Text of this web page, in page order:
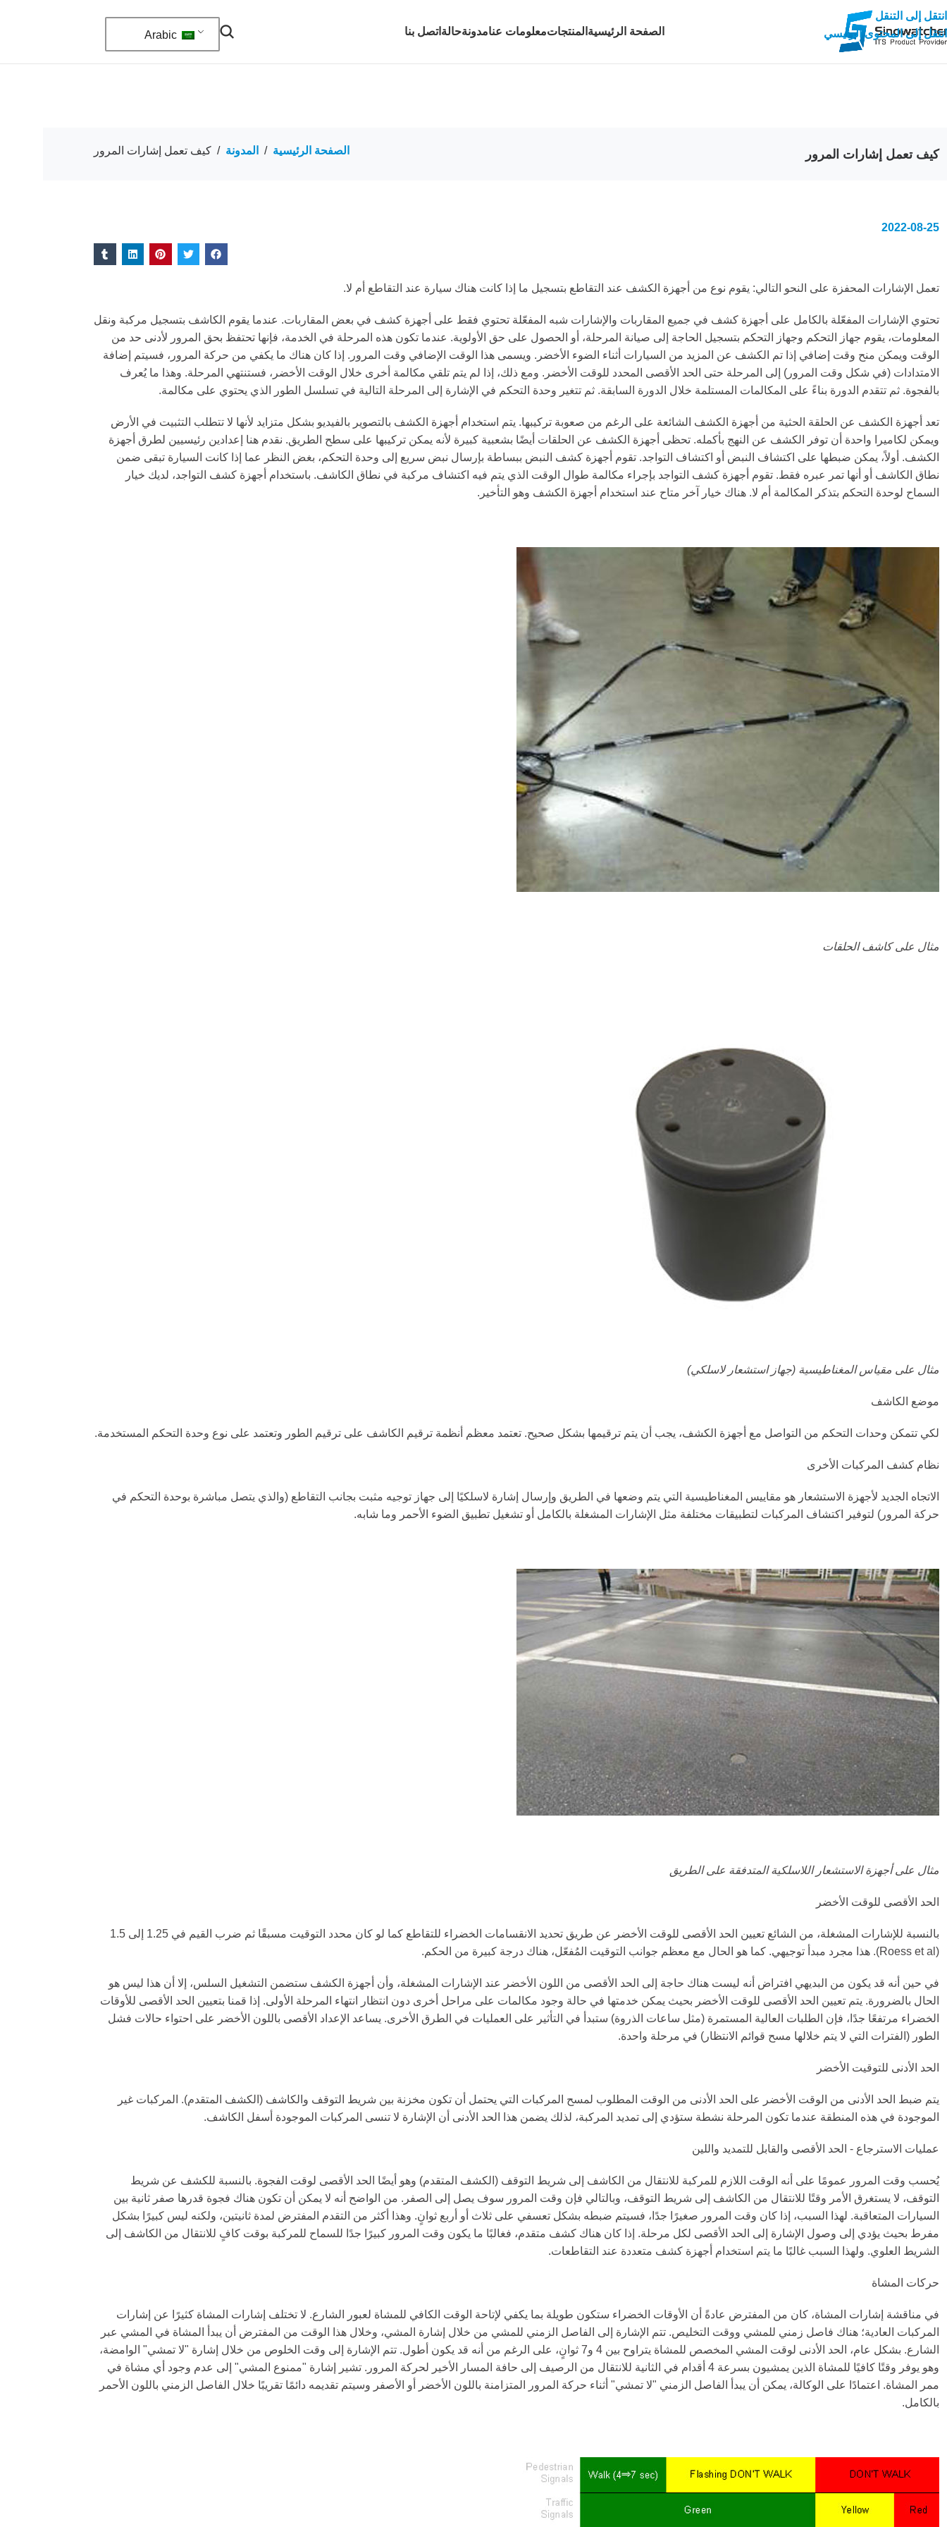
انتقل إلى التنقل
انتقل إلى المحتوى الرئيسي
الصفحة الرئيسية المنتجات
إشارة المرور LED
عدسة شفافة 200 ملم RYG...
عدسة شفافة 200 ملم RYG...
300 مم تدفق عالي RYG ...
إشارة مرور المشاة
200 مم تدفق عالي أحمر ...
200 ملم أحمر ثابت و...
عدسة شفافة 200 ملم باللون الأحمر
...
300 ملم أحمر وأخضر...
معلومات عنامدونةحالة اتصل بنا Arabic
كيف تعمل إشارات المرور الصفحة الرئيسية / المدونة / كيف تعمل إشارات المرور
2022-08-25
تعمل الإشارات المحفزة على النحو التالي: يقوم نوع من أجهزة الكشف عند التقاطع بتسجيل ما إذا كانت هناك سيارة عند التقاطع أم لا.
تحتوي الإشارات المفعّلة بالكامل على أجهزة كشف في جميع المقاربات والإشارات شبه المفعّلة تحتوي فقط على أجهزة كشف في بعض المقاربات. عندما يقوم الكاشف بتسجيل مركبة ونقل
المعلومات، يقوم جهاز التحكم وجهاز التحكم بتسجيل الحاجة إلى صيانة المرحلة، أو الحصول على حق الأولوية. عندما تكون هذه المرحلة في الخدمة، فإنها تحتفظ بحق المرور لأدنى حد من
الوقت ويمكن منح وقت إضافي إذا تم الكشف عن المزيد من السيارات أثناء الضوء الأخضر. ويسمى هذا الوقت الإضافي وقت المرور. إذا كان هناك ما يكفي من حركة المرور، فسيتم إضافة
الامتدادات (في شكل وقت المرور) إلى المرحلة حتى الحد الأقصى المحدد للوقت الأخضر. ومع ذلك، إذا لم يتم تلقي مكالمة أخرى خلال الوقت الأخضر، فستنتهي المرحلة. وهذا ما يُعرف
بالفجوة. ثم تتقدم الدورة بناءً على المكالمات المستلمة خلال الدورة السابقة. ثم تتغير وحدة التحكم في الإشارة إلى المرحلة التالية في تسلسل الطور الذي يحتوي على مكالمة.
تعد أجهزة الكشف عن الحلقة الحثية من أجهزة الكشف الشائعة على الرغم من صعوبة تركيبها. يتم استخدام أجهزة الكشف بالتصوير بالفيديو بشكل متزايد لأنها لا تتطلب التثبيت في الأرض
ويمكن لكاميرا واحدة أن توفر الكشف عن النهج بأكمله. تحظى أجهزة الكشف عن الحلقات أيضًا بشعبية كبيرة لأنه يمكن تركيبها على سطح الطريق. نقدم هنا إعدادين رئيسيين لطرق أجهزة
الكشف. أولاً، يمكن ضبطها على اكتشاف النبض أو اكتشاف التواجد. تقوم أجهزة كشف النبض ببساطة بإرسال نبض سريع إلى وحدة التحكم، بغض النظر عما إذا كانت السيارة تبقى ضمن
نطاق الكاشف أو أنها تمر عبره فقط. تقوم أجهزة كشف التواجد بإجراء مكالمة طوال الوقت الذي يتم فيه اكتشاف مركبة في نطاق الكاشف. باستخدام أجهزة كشف التواجد، لديك خيار
السماح لوحدة التحكم بتذكر المكالمة أم لا. هناك خيار آخر متاح عند استخدام أجهزة الكشف وهو التأخير.
مثال على كاشف الحلقات
مثال على مقياس المغناطيسية (جهاز استشعار لاسلكي)
موضع الكاشف
لكي تتمكن وحدات التحكم من التواصل مع أجهزة الكشف، يجب أن يتم ترقيمها بشكل صحيح. تعتمد معظم أنظمة ترقيم الكاشف على ترقيم الطور وتعتمد على نوع وحدة التحكم المستخدمة.
نظام كشف المركبات الأخرى
الاتجاه الجديد لأجهزة الاستشعار هو مقاييس المغناطيسية التي يتم وضعها في الطريق وإرسال إشارة لاسلكيًا إلى جهاز توجيه مثبت بجانب التقاطع (والذي يتصل مباشرة بوحدة التحكم في
حركة المرور) لتوفير اكتشاف المركبات لتطبيقات مختلفة مثل الإشارات المشغلة بالكامل أو تشغيل تطبيق الضوء الأحمر وما شابه.
مثال على أجهزة الاستشعار اللاسلكية المتدفقة على الطريق
الحد الأقصى للوقت الأخضر
بالنسبة للإشارات المشغلة، من الشائع تعيين الحد الأقصى للوقت الأخضر عن طريق تحديد الانقسامات الخضراء للتقاطع كما لو كان محدد التوقيت مسبقًا ثم ضرب القيم في 1.25 إلى 1.5
(Roess et al). هذا مجرد مبدأ توجيهي. كما هو الحال مع معظم جوانب التوقيت المُفعّل، هناك درجة كبيرة من الحكم.
في حين أنه قد يكون من البديهي افتراض أنه ليست هناك حاجة إلى الحد الأقصى من اللون الأخضر عند الإشارات المشغلة، وأن أجهزة الكشف ستضمن التشغيل السلس، إلا أن هذا ليس هو
الحال بالضرورة. يتم تعيين الحد الأقصى للوقت الأخضر بحيث يمكن خدمتها في حالة وجود مكالمات على مراحل أخرى دون انتظار انتهاء المرحلة الأولى. إذا قمنا بتعيين الحد الأقصى للأوقات
الخضراء مرتفعًا جدًا، فإن الطلبات العالية المستمرة (مثل ساعات الذروة) ستبدأ في التأثير على العمليات في الطرق الأخرى. يساعد الإعداد الأقصى باللون الأخضر على احتواء حالات فشل
الطور (الفترات التي لا يتم خلالها مسح قوائم الانتظار) في مرحلة واحدة.
الحد الأدنى للتوقيت الأخضر
يتم ضبط الحد الأدنى من الوقت الأخضر على الحد الأدنى من الوقت المطلوب لمسح المركبات التي يحتمل أن تكون مخزنة بين شريط التوقف والكاشف (الكشف المتقدم). المركبات غير
الموجودة في هذه المنطقة عندما تكون المرحلة نشطة ستؤدي إلى تمديد المركبة، لذلك يضمن هذا الحد الأدنى أن الإشارة لا تنسى المركبات الموجودة أسفل الكاشف.
عمليات الاسترجاع - الحد الأقصى والقابل للتمديد واللين
يُحسب وقت المرور عمومًا على أنه الوقت اللازم للمركبة للانتقال من الكاشف إلى شريط التوقف (الكشف المتقدم) وهو أيضًا الحد الأقصى لوقت الفجوة. بالنسبة للكشف عن شريط
التوقف، لا يستغرق الأمر وقتًا للانتقال من الكاشف إلى شريط التوقف، وبالتالي فإن وقت المرور سوف يصل إلى الصفر. من الواضح أنه لا يمكن أن تكون هناك فجوة قدرها صفر ثانية بين
السيارات المتعاقبة. لهذا السبب، إذا كان وقت المرور صغيرًا جدًا، فسيتم ضبطه بشكل تعسفي على ثلاث أو أربع ثوانٍ. وهذا أكثر من التقدم المفترض لمدة ثانيتين، ولكنه ليس كبيرًا بشكل
مفرط بحيث يؤدي إلى وصول الإشارة إلى الحد الأقصى لكل مرحلة. إذا كان هناك كشف متقدم، فغالبًا ما يكون وقت المرور كبيرًا جدًا للسماح للمركبة بوقت كافٍ للانتقال من الكاشف إلى
الشريط العلوي. ولهذا السبب غالبًا ما يتم استخدام أجهزة كشف متعددة عند التقاطعات.
حركات المشاة
في مناقشة إشارات المشاة، كان من المفترض عادةً أن الأوقات الخضراء ستكون طويلة بما يكفي لإتاحة الوقت الكافي للمشاة لعبور الشارع. لا تختلف إشارات المشاة كثيرًا عن إشارات
المركبات العادية؛ هناك فاصل زمني للمشي ووقت التخليص. تتم الإشارة إلى الفاصل الزمني للمشي من خلال إشارة المشي، وخلال هذا الوقت من المفترض أن يبدأ المشاة في المشي عبر
الشارع. بشكل عام، الحد الأدنى لوقت المشي المخصص للمشاة يتراوح بين 4 و7 ثوانٍ، على الرغم من أنه قد يكون أطول. تتم الإشارة إلى وقت الخلوص من خلال إشارة "لا تمشي" الوامضة،
وهو يوفر وقتًا كافيًا للمشاة الذين يمشيون بسرعة 4 أقدام في الثانية للانتقال من الرصيف إلى حافة المسار الأخير لحركة المرور. تشير إشارة "ممنوع المشي" إلى عدم وجود أي مشاة في
ممر المشاة. اعتمادًا على الوكالة، يمكن أن يبدأ الفاصل الزمني "لا تمشي" أثناء حركة المرور المتزامنة باللون الأخضر أو ​​الأصفر وسيتم تقديمه دائمًا تقريبًا خلال الفاصل الزمني باللون الأحمر
بالكامل.